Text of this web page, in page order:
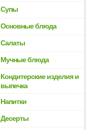
Супы
Основные блюда
Салаты
Мучные блюда
Кондитерские изделия и
выпечка
Напитки
Десерты